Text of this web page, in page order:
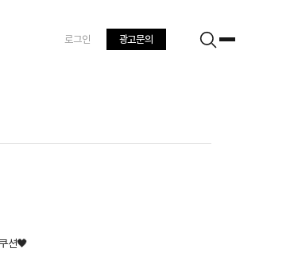
로그인 광고문의
션🖤